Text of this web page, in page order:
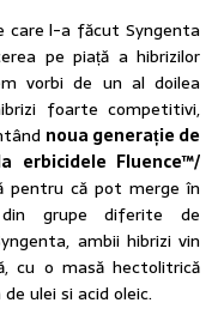
care l-a făcut Syngenta
pe piață a hibrizilor
vorbi de un al doilea
foarte competitivi,
noua generație de
erbicidele Fluence™/
pentru că pot merge în
grupe diferite de
ambii hibrizi vin
cu o masă hectolitrică
ulei si acid oleic.